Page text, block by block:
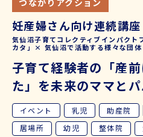
つながりアクション
妊産婦さん向け連続講座
気仙沼子育てコレクティブインパクト
カタ」× 気仙沼で活動する様々な団体
子育て経験者の「産
た」を未来のママと
イベント 乳児 助産院
居場所
幼児 整体院